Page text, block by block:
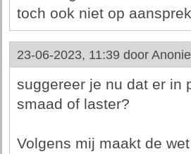
toch ook niet op
23-06-2023, 11:39 door
suggereer je nu dat er in
smaad of laster?
Volgens mij maakt de